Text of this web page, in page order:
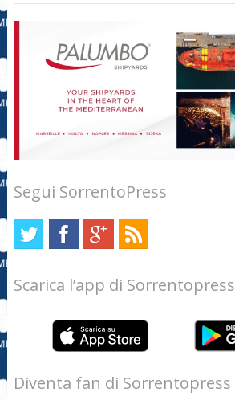
Segui SorrentoPress
Scarica l’app di Sorrentopress
Diventa fan di Sorrentopress